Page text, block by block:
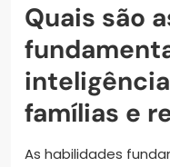
Quais são
famílias e
As habilidades